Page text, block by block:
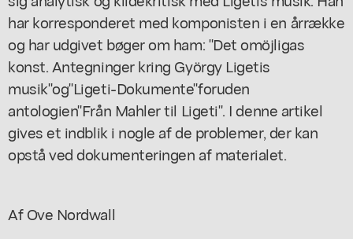
har korresponderet med komponisten i en årrække
og har udgivet bøger om ham: "Det omöjligas
konst. Antegninger kring György Ligetis
musik"og"Ligeti-Dokumente"foruden
antologien"Från Mahler til Ligeti". I denne artikel
gives et indblik i nogle af de problemer, der kan
opstå ved dokumenteringen af materialet.
Af Ove Nordwall